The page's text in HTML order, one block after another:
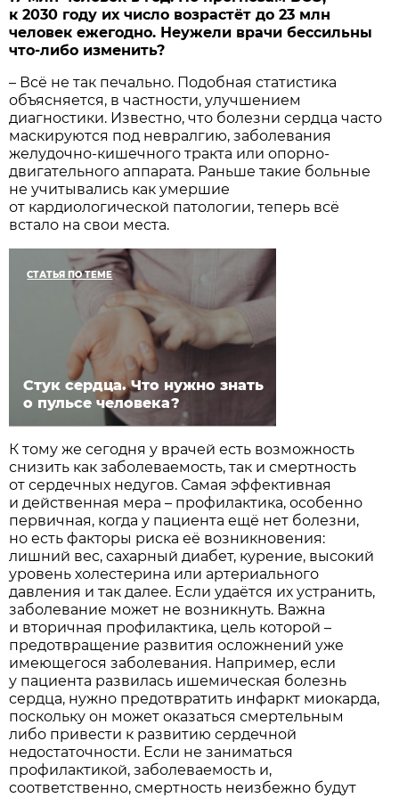
к 2030 году их число возрастёт до 23 млн
человек ежегодно. Неужели врачи бессильны
что-либо изменить?
– Всё не так печально. Подобная статистика
объясняется, в частности, улучшением
диагностики. Известно, что болезни сердца часто
маскируются под невралгию, заболевания
желудочно-кишечного тракта или опорно-
двигательного аппарата. Раньше такие больные
не учитывались как умершие
от кардиологической патологии, теперь всё
встало на свои места.
СТАТЬЯ ПО ТЕМЕ
Стук сердца. Что нужно знать
о пульсе человека?
К тому же сегодня у врачей есть возможность
снизить как заболеваемость, так и смертность
от сердечных недугов. Самая эффективная
и действенная мера – профилактика, особенно
первичная, когда у пациента ещё нет болезни,
но есть факторы риска её возникновения:
лишний вес, сахарный диабет, курение, высокий
уровень холестерина или артериального
давления и так далее. Если удаётся их устра­нить,
заболевание может не возникнуть. Важна
и вторичная профилактика, цель которой –
предотвращение развития осложнений уже
имеющегося заболевания. Например, если
у пациента развилась ишемическая болезнь
сердца, нужно предотвратить инфаркт миокарда,
поскольку он может оказаться смертельным
либо привести к развитию сердечной
недостаточности. Если не заниматься
профилактикой, заболеваемость и,
соответственно, смертность неизбежно будут